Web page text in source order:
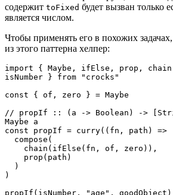
содержит toFixed будет вызван только
является числом.
Чтобы применять его в похожих
из этого паттерна хелпер:
import { Maybe, ifElse, prop,
isNumber } from "crocks"
const { of, zero } = Maybe
// propIf :: (a -> Boolean) ->
Maybe a
const propIf = curry((fn, path) =>
)
propIf(isNumber, "age", goodObject)